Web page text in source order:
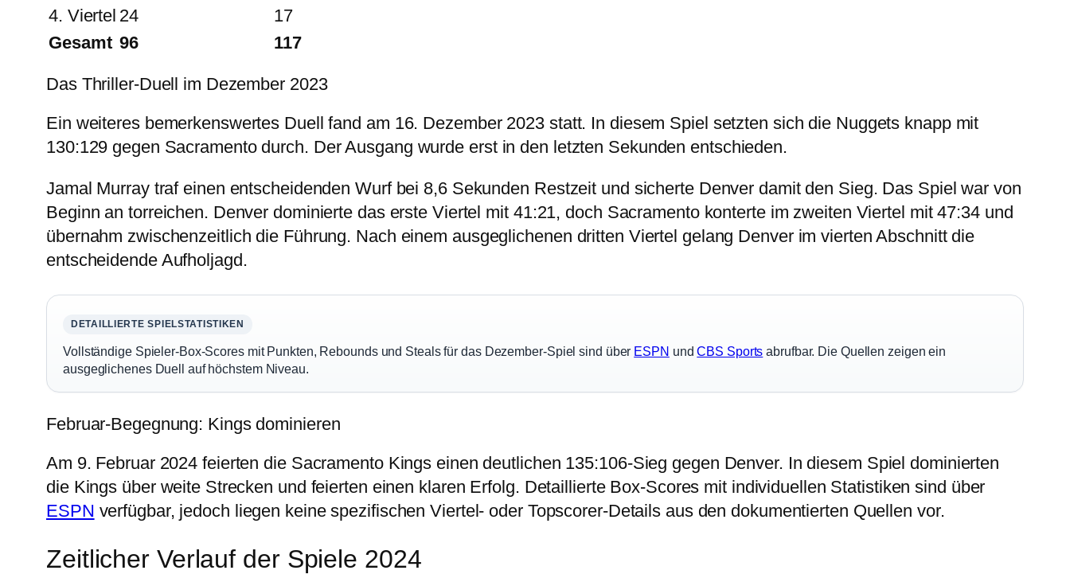
4. Viertel 24
17
Gesamt 96 117
Das Thriller-Duell im Dezember 2023
Ein weiteres bemerkenswertes Duell fand am 16. Dezember 2023 statt. In diesem Spiel setzten sich die Nuggets knapp mit
130:129 gegen Sacramento durch. Der Ausgang wurde erst in den letzten Sekunden entschieden.
Jamal Murray traf einen entscheidenden Wurf bei 8,6 Sekunden Restzeit und sicherte Denver damit den Sieg. Das Spiel war von
Beginn an torreichen. Denver dominierte das erste Viertel mit 41:21, doch Sacramento konterte im zweiten Viertel mit 47:34 und
übernahm zwischenzeitlich die Führung. Nach einem ausgeglichenen dritten Viertel gelang Denver im vierten Abschnitt die
entscheidende Aufholjagd.
DETAILLIERTE SPIELSTATISTIKEN
Vollständige Spieler-Box-Scores mit Punkten, Rebounds und Steals für das Dezember-Spiel sind über ESPN undCBS Sports abrufbar. Die Quellen zeigen ein
ausgeglichenes Duell auf höchstem Niveau.
Februar-Begegnung: Kings dominieren
Am 9. Februar 2024 feierten die Sacramento Kings einen deutlichen 135:106-Sieg gegen Denver. In diesem Spiel dominierten
die Kings über weite Strecken und feierten einen klaren Erfolg. Detaillierte Box-Scores mit individuellen Statistiken sind über
ESPN verfügbar, jedoch liegen keine spezifischen Viertel- oder Topscorer-Details aus den dokumentierten Quellen vor.
Zeitlicher Verlauf der Spiele 2024